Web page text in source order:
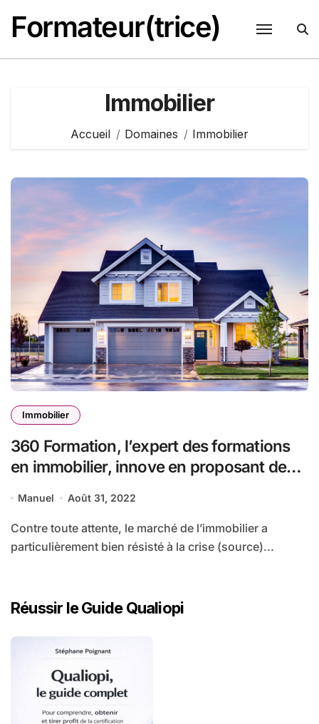
contenu
Formateur(trice)
Immobilier
Accueil Domaines Immobilier
Immobilier
360 Formation, l’expert des formations
en immobilier, innove en proposant des
présente sa collaboration avec le réseau
Nouvelle Demeure
Manuel Août 31, 2022
Contre toute attente, le marché de l’immobilier a
particulièrement bien résisté à la crise (source)...
Réussir le Guide Qualiopi